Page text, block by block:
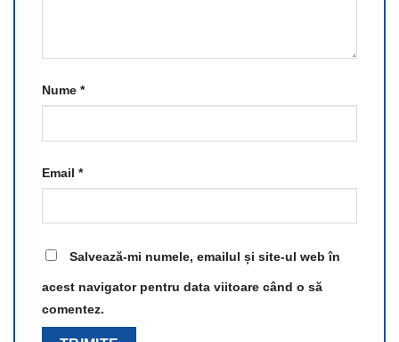
Nume *
Email *
Salvează-mi numele, emailul și site-ul web în
acest navigator pentru data viitoare când o să
comentez.